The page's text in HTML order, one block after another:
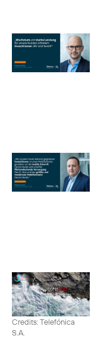
Credits: Telefónica
S.A.